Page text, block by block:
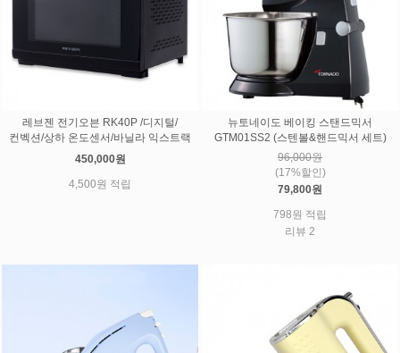
레브젠 전기오븐 RK40P /디지털/
컨벡션/상하 온도센서/바닐라 익스트랙
450,000원
4,500원 적립
뉴토네이도 베이킹 스탠드믹서
GTM01SS2 (스텐볼&핸드믹서 세트)
96,000원
(17%할인)
79,800원
798원 적립
리뷰 2